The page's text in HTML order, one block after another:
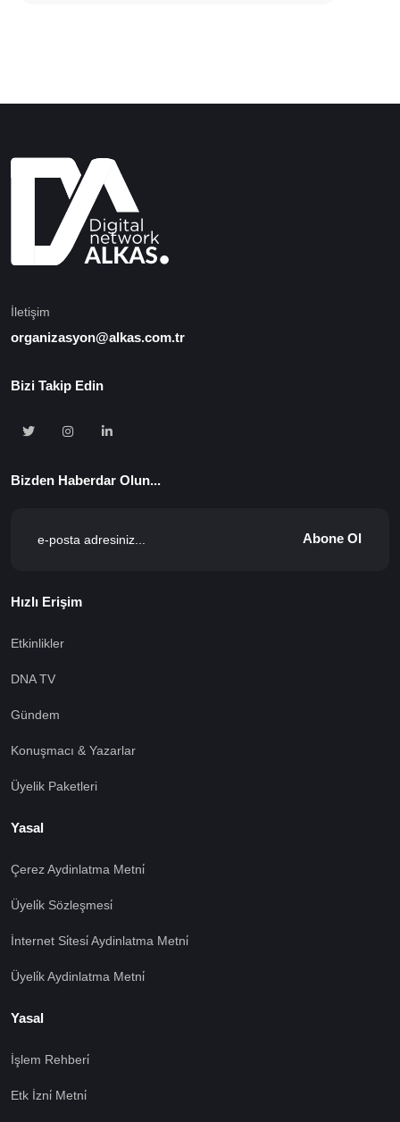
İletişim
organizasyon@alkas.com.tr
Bizi Takip Edin
Bizden Haberdar Olun...
Abone Ol
Hızlı Erişim
Etkinlikler
DNA TV
Gündem
Konuşmacı & Yazarlar
Üyelik Paketleri
Yasal
Çerez Aydinlatma Metni̇
Üyeli̇k Sözleşmesi̇
İnternet Si̇tesi̇ Aydinlatma Metni̇
Üyeli̇k Aydinlatma Metni̇
Yasal
İşlem Rehberi̇
Etk İzni̇ Metni̇
🍪 Çerez Kullanıyoruz!